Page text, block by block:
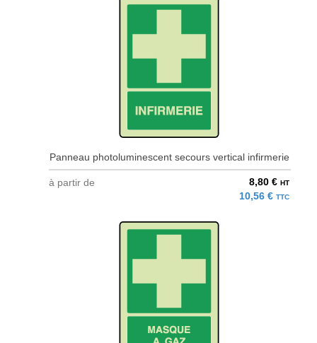
Panneau photoluminescent secours vertical infirmerie
à partir de 8,80 € HT
10,56 € TTC